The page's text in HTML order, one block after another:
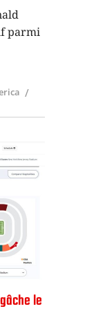
parmi
le